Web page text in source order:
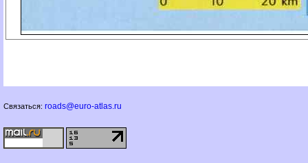
Связаться: roads@euro-atlas.ru